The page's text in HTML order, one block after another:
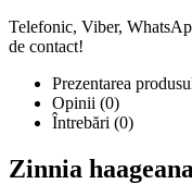
Telefonic, Viber,
de contact!
Prezentarea
Opinii (0)
Întrebări (0)
Zinnia